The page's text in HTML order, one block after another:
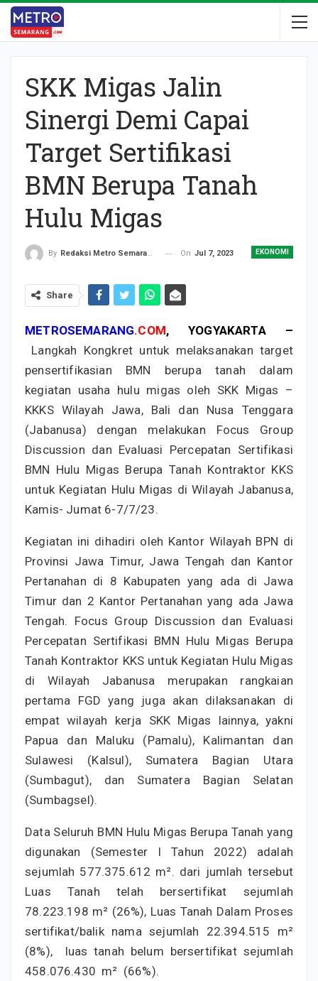
SKK Migas Jalin
Sinergi Demi Capai
Target Sertifikasi
BMN Berupa Tanah
Hulu Migas
EKONOMI
By Redaksi Metro Semarang On Jul 7, 2023
Share
METROSEMARANG.COM, YOGYAKARTA –
Langkah Kongkret untuk melaksanakan target
pensertifikasian BMN berupa tanah dalam
kegiatan usaha hulu migas oleh SKK Migas –
KKKS Wilayah Jawa, Bali dan Nusa Tenggara
(Jabanusa) dengan melakukan Focus Group
Discussion dan Evaluasi Percepatan Sertifikasi
BMN Hulu Migas Berupa Tanah Kontraktor KKS
untuk Kegiatan Hulu Migas di Wilayah Jabanusa,
Kamis- Jumat 6-7/7/23.
Kegiatan ini dihadiri oleh Kantor Wilayah BPN di
Provinsi Jawa Timur, Jawa Tengah dan Kantor
Pertanahan di 8 Kabupaten yang ada di Jawa
Timur dan 2 Kantor Pertanahan yang ada Jawa
Tengah. Focus Group Discussion dan Evaluasi
Percepatan Sertifikasi BMN Hulu Migas Berupa
Tanah Kontraktor KKS untuk Kegiatan Hulu Migas
di Wilayah Jabanusa merupakan rangkaian
pertama FGD yang juga akan dilaksanakan di
empat wilayah kerja SKK Migas lainnya, yakni
Papua dan Maluku (Pamalu), Kalimantan dan
Sulawesi (Kalsul), Sumatera Bagian Utara
(Sumbagut), dan Sumatera Bagian Selatan
(Sumbagsel).
Data Seluruh BMN Hulu Migas Berupa Tanah yang
digunakan (Semester I Tahun 2022) adalah
sejumlah 577.375.612 m². dari jumlah tersebut
Luas Tanah telah bersertifikat sejumlah
78.223.198 m² (26%), Luas Tanah Dalam Proses
sertifikat/balik nama sejumlah 22.394.515 m²
(8%), luas tanah belum bersertifikat sejumlah
458.076.430 m² (66%).